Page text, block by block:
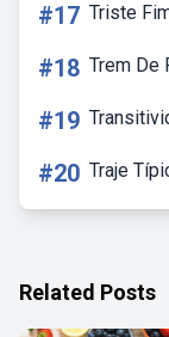
#17 Triste
#18 Trem De
#19
#20 Traje
Related Posts